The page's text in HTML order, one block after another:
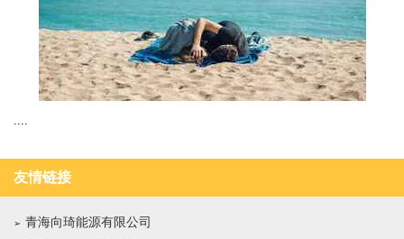
....
友情链接
青海向琦能源有限公司